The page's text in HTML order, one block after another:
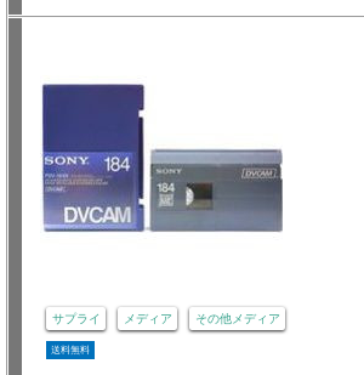
サプライ メディア その他メディア
送料無料